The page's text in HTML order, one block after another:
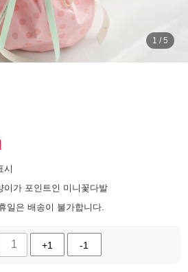
1 / 5
시
이가 포인트인 미니꽃다발
일은 배송이 불가합니다.
+1 -1